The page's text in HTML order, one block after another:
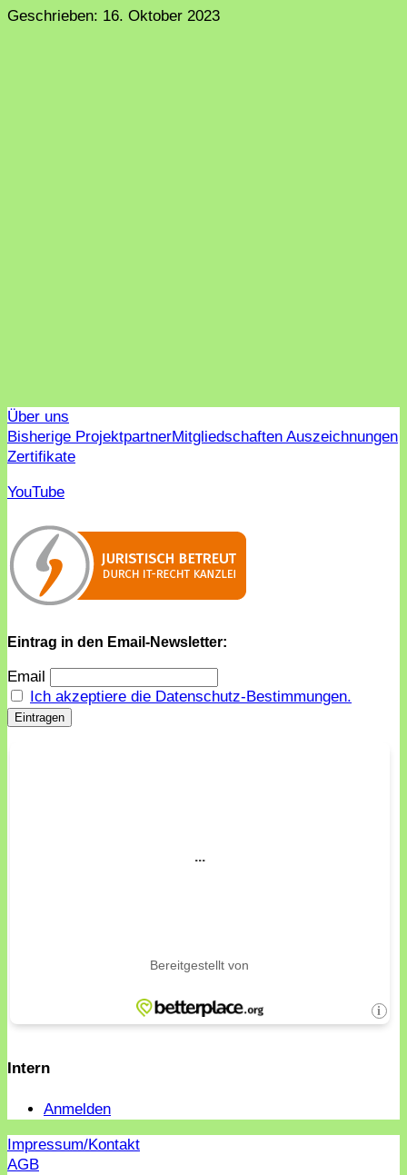
Geschrieben: 16. Oktober 2023
Über uns
Bisherige ProjektpartnerMitgliedschaften Auszeichnungen
Zertifikate
YouTube
Eintrag in den Email-Newsletter:
Email
Ich akzeptiere die Datenschutz-Bestimmungen.
Intern
Anmelden
Impressum/Kontakt
AGB